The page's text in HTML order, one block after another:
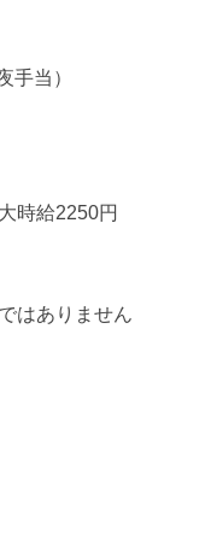
手当）
時給2250円
はありません